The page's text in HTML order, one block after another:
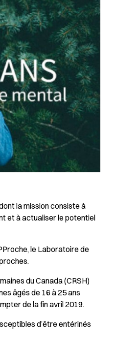
la mission consiste à
et à actualiser le potentiel
le Laboratoire de
du Canada (CRSH)
âgés de 16 à 25 ans
de la fin avril 2019.
d’être entérinés